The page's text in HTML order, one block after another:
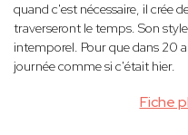
Fiche
quand c'est nécessaire, il crée
traverseront le temps. Son
intemporel. Pour que dans 20
journée comme si c'était hier.